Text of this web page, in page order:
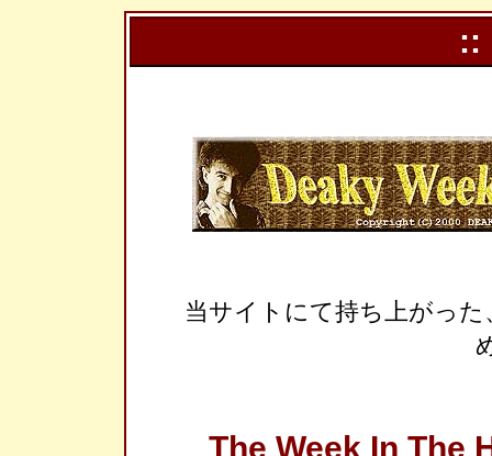
::
当サイトにて持ち上がっ
The Week In The